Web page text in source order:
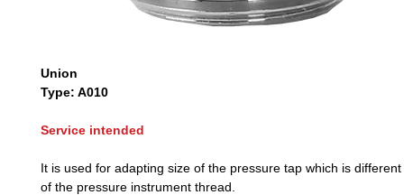
Union
Type: A010
Service intended
It is used for adapting size of the pressure tap which is
of the pressure instrument thread.